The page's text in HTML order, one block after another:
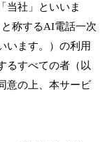
当社」といいま
称するAI電話一次
います。）の利用
るすべての者（以
意の上、本サービ